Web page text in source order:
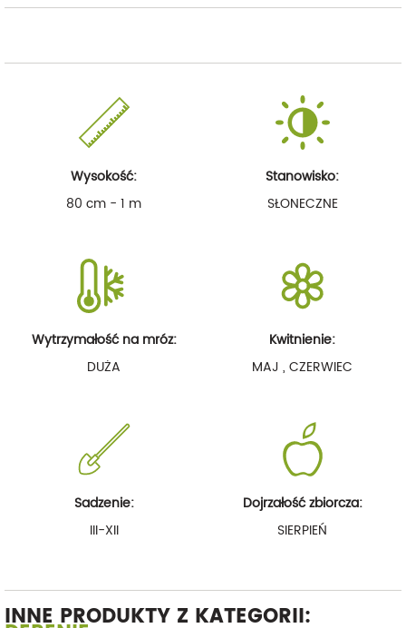
Wysokość:
80 cm - 1 m
Stanowisko:
SŁONECZNE
Wytrzymałość na mróz:
DUŻA
Kwitnienie:
MAJ , CZERWIEC
Sadzenie:
III-XII
Dojrzałość zbiorcza:
SIERPIEŃ
INNE PRODUKTY Z KATEGORII: